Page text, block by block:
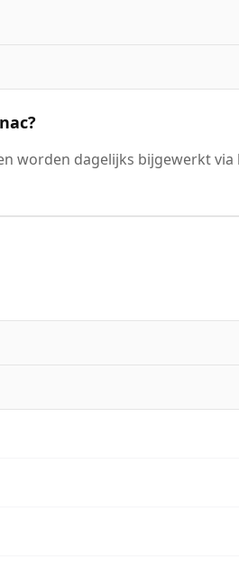
worden dagelijks bijgewerkt via